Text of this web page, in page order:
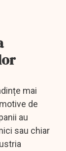
mai
de
au
sau chiar